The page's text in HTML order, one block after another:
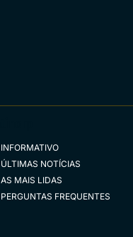
INFORMATIVO
ÚLTIMAS NOTÍCIAS
AS MAIS LIDAS
PERGUNTAS FREQUENTES